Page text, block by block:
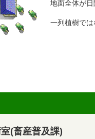
地面全体が日
一列植樹では
(畜産普及課)